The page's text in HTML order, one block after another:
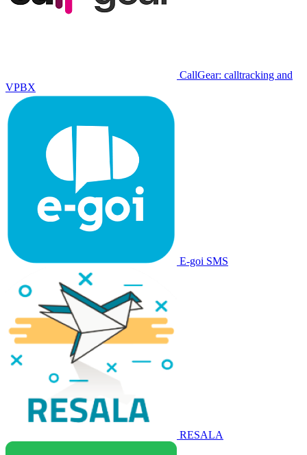
CallGear: calltracking and
VPBX
E-goi SMS
RESALA